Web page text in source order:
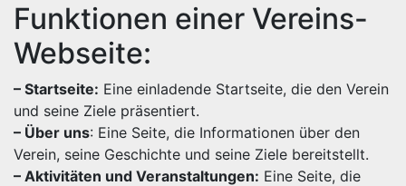
Funktionen einer Vereins-
Webseite:
– Startseite: Eine einladende Startseite, die den Verein
und seine Ziele präsentiert.
– Über uns: Eine Seite, die Informationen über den
Verein, seine Geschichte und seine Ziele bereitstellt.
– Aktivitäten und Veranstaltungen: Eine Seite, die